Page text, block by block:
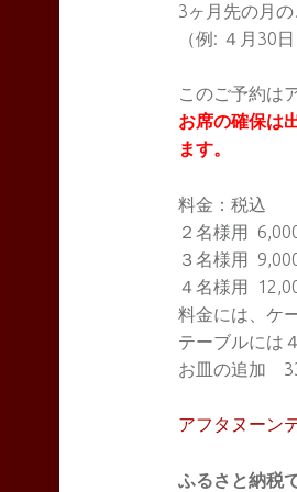
an
site
navigation
3ヶ月先の月
（例: ４月30
このご予約は
お席の確保は
ます。
料金：税込
２名様用
３名様用
４名様用
料金には、ケ
テーブルには
お皿の追加
アフタヌーン
ふるさと納税